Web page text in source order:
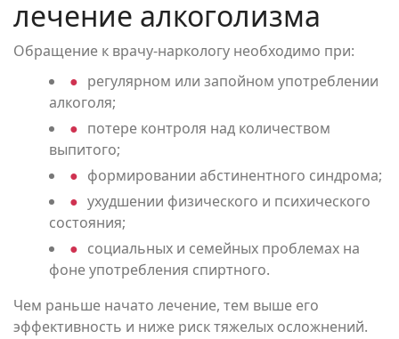
лечение алкоголизма
Обращение к врачу-наркологу необходимо при:
регулярном или запойном употреблении
алкоголя;
потере контроля над количеством
выпитого;
формировании абстинентного синдрома;
ухудшении физического и психического
состояния;
социальных и семейных проблемах на
фоне употребления спиртного.
Чем раньше начато лечение, тем выше его
эффективность и ниже риск тяжелых осложнений.